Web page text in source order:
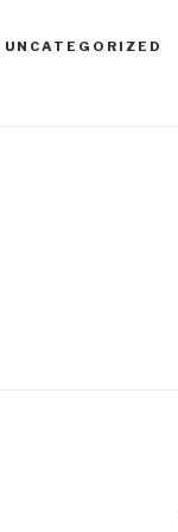
UNCATEGORIZED